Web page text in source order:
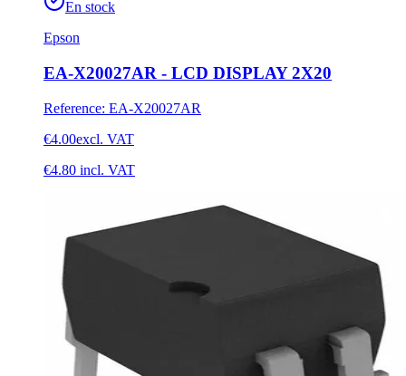
En stock
Epson
EA-X20027AR - LCD DISPLAY 2X20
Reference: EA-X20027AR
€4.00excl. VAT
€4.80 incl. VAT